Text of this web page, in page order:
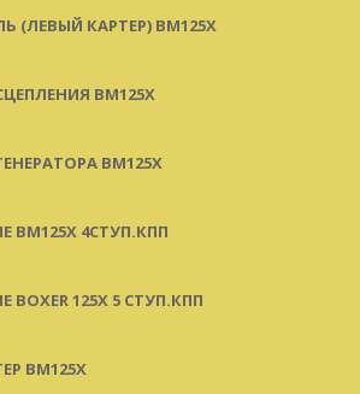
(ЛЕВЫЙ КАРТЕР) BM125X
BM125X
BM125X
BM125X 4СТУП.КПП
BOXER 125X 5 СТУП.КПП
BM125X